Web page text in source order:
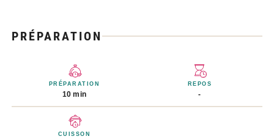
PRÉPARATION
PRÉPARATION
10 min
REPOS
-
CUISSON